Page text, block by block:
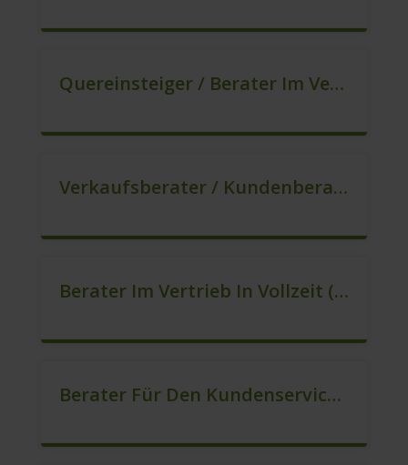
Quereinsteiger / Berater Im Vertrieb In VZ/TZ (m/w/d)
Verkaufsberater / Kundenberater – Ab Sofort (m/w/d)
Berater Im Vertrieb In Vollzeit (m/w/d)
Berater Für Den Kundenservice In VZ/TZ (m/w/d)